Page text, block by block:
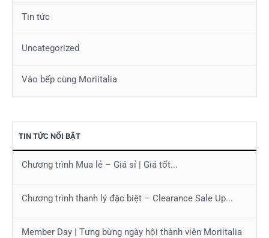
Tin tức
Uncategorized
Vào bếp cùng Moriitalia
TIN TỨC NỔI BẬT
Chương trình Mua lẻ – Giá sỉ | Giá tốt...
Chương trình thanh lý đặc biệt – Clearance Sale Up...
Member Day | Tưng bừng ngày hội thành viên Moriitalia